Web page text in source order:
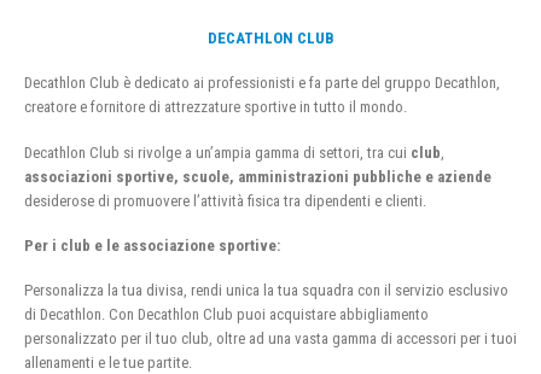
DECATHLON CLUB
Decathlon Club è dedicato ai professionisti e fa parte del gruppo Decathlon,
creatore e fornitore di attrezzature sportive in tutto il mondo.
Decathlon Club si rivolge a un’ampia gamma di settori, tra cui club
associazioni sportive, scuole, amministrazioni pubbliche e aziende
desiderose di promuovere l’attività fisica tra dipendenti e clienti.
Per i club e le associazione sportive:
Personalizza la tua divisa, rendi unica la tua squadra con il servizio esclusivo
di Decathlon. Con Decathlon Club puoi acquistare abbigliamento
personalizzato per il tuo club, oltre ad una vasta gamma di accessori per i tuoi
allenamenti e le tue partite.